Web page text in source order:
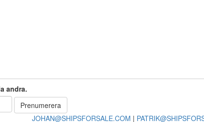
andra.
JOHAN@SHIPSFORSALE.COM |